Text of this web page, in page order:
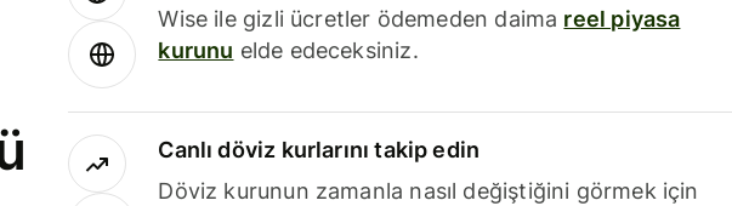
Wise ile gizli ücretler ödemeden daima reel piyasa
kurunu elde edeceksiniz.
Canlı döviz kurlarını takip edin
Döviz kurunun zamanla nasıl değiştiğini görmek için